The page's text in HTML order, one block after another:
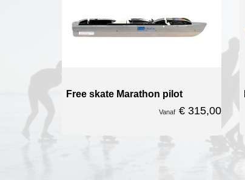
Free skate Marathon pilot
Vanaf € 315,00